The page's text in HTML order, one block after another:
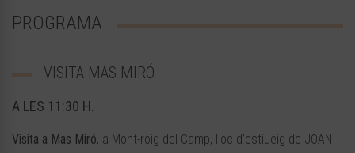
PROGRAMA
VISITA MAS MIRÓ
A LES 11:30 H.
Visita a Mas Miró, a Mont-roig del Camp, lloc d’estiueig de JOAN